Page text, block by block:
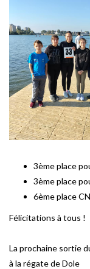
3ème place
3ème place
6ème place
Félicitations à tous !
La prochaine sortie
à la régate de Dole